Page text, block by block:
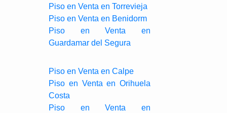
Piso en Venta en Torrevieja
Piso en Venta en Benidorm
Piso en Venta en
Guardamar del Segura
Piso en Venta en Calpe
Piso en Venta en Orihuela
Costa
Piso en Venta en